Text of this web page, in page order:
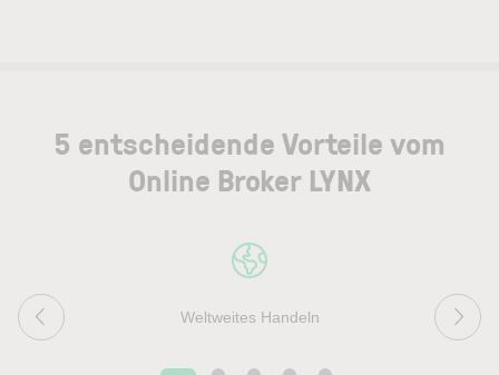
5 entscheidende Vorteile vom
Online Broker LYNX
Weltweites Handeln